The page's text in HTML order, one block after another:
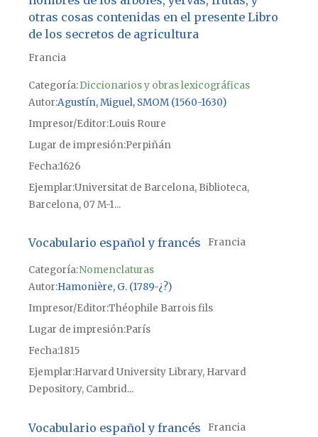
otras cosas contenidas en el presente Libro
de los secretos de agricultura
Francia
Categoría:Diccionarios y obras lexicográficas
Autor Agustín, Miguel, SMOM (1560-1630)
Impresor/Editor Louis Roure
Lugar de impresiónPerpiñán
Fecha1626
Ejemplar Universitat de Barcelona, Biblioteca,
Barcelona, 07 M-1...
Vocabulario español y francés Francia
Categoría:Nomenclaturas
Autor Hamonière, G. (1789-¿?)
Impresor/Editor Théophile Barrois fils
Lugar de impresiónParís
Fecha1815
Ejemplar Harvard University Library, Harvard
Depository, Cambrid...
Vocabulario español y francés Francia